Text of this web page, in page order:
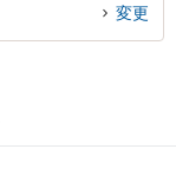
変更